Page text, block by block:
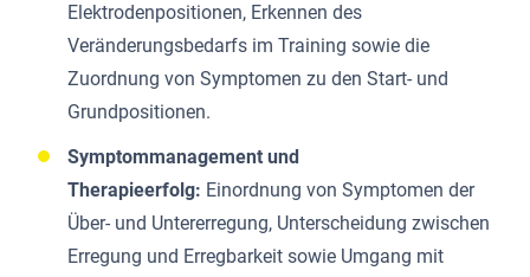
Elektrodenpositionen, Erkennen des
Veränderungsbedarfs im Training sowie die
Zuordnung von Symptomen zu den Start- und
Grundpositionen.
Symptommanagement und
Therapieerfolg: Einordnung von Symptomen der
Über- und Untererregung, Unterscheidung zwischen
Erregung und Erregbarkeit sowie Umgang mit